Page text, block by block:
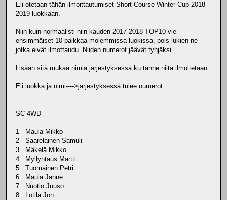
Eli otetaan tähän ilmoittautumiset Short Course Winter Cup 2018-
2019 luokkaan.
Niin kuin normaalisti niin kauden 2017-2018 TOP10 vie
ensimmäiset 10 paikkaa molemmissa luokissa, pois lukien ne
jotka eivät ilmottaudu. Niiden numerot jäävät tyhjäksi.
Lisään sitä mukaa nimiä järjestyksessä ku tänne niitä ilmoitetaan.
Eli luokka ja nimi---->järjestyksessä tulee numerot.
SC-4WD
1 Maula Mikko
2 Saarelainen Samuli
3 Mäkelä Mikko
4 Myllyntaus Martti
5 Tuomainen Petri
6 Maula Janne
7 Nuotio Juuso
8 Lotila Jon